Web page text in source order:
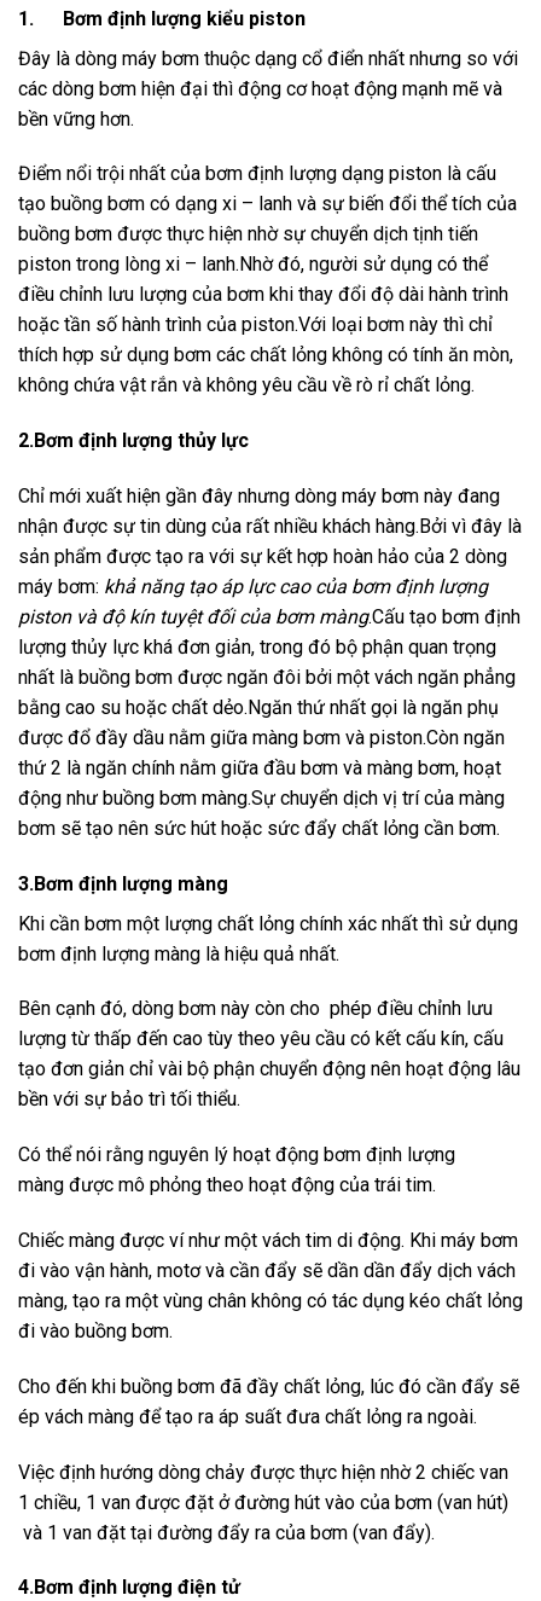
1. Bơm định lượng kiểu piston
Đây là dòng máy bơm thuộc dạng cổ điển nhất nhưng so với
các dòng bơm hiện đại thì động cơ hoạt động mạnh mẽ và
bền vững hơn.
Điểm nổi trội nhất của bơm định lượng dạng piston là cấu
tạo buồng bơm có dạng xi – lanh và sự biến đổi thể tích của
buồng bơm được thực hiện nhờ sự chuyển dịch tịnh tiến
piston trong lòng xi – lanh.Nhờ đó, người sử dụng có thể
điều chỉnh lưu lượng của bơm khi thay đổi độ dài hành trình
hoặc tần số hành trình của piston.Với loại bơm này thì chỉ
thích hợp sử dụng bơm các chất lỏng không có tính ăn mòn,
không chứa vật rắn và không yêu cầu về rò rỉ chất lỏng.
2.Bơm định lượng thủy lực
Chỉ mới xuất hiện gần đây nhưng dòng máy bơm này đang
nhận được sự tin dùng của rất nhiều khách hàng.Bởi vì đây là
sản phẩm được tạo ra với sự kết hợp hoàn hảo của 2 dòng
máy bơm: khả năng tạo áp lực cao của bơm định lượng
piston và độ kín tuyệt đối của bơm màng.Cấu tạo bơm định
lượng thủy lực khá đơn giản, trong đó bộ phận quan trọng
nhất là buồng bơm được ngăn đôi bởi một vách ngăn phẳng
bằng cao su hoặc chất dẻo.Ngăn thứ nhất gọi là ngăn phụ
được đổ đầy dầu nằm giữa màng bơm và piston.Còn ngăn
thứ 2 là ngăn chính nằm giữa đầu bơm và màng bơm, hoạt
động như buồng bơm màng.Sự chuyển dịch vị trí của màng
bơm sẽ tạo nên sức hút hoặc sức đẩy chất lỏng cần bơm.
3.Bơm định lượng màng
Khi cần bơm một lượng chất lỏng chính xác nhất thì sử dụng
bơm định lượng màng là hiệu quả nhất.
Bên cạnh đó, dòng bơm này còn cho phép điều chỉnh lưu
lượng từ thấp đến cao tùy theo yêu cầu có kết cấu kín, cấu
tạo đơn giản chỉ vài bộ phận chuyển động nên hoạt động lâu
bền với sự bảo trì tối thiểu.
Có thể nói rằng nguyên lý hoạt động bơm định lượng
màng được mô phỏng theo hoạt động của trái tim.
Chiếc màng được ví như một vách tim di động. Khi máy bơm
đi vào vận hành, motơ và cần đẩy sẽ dần dần đẩy dịch vách
màng, tạo ra một vùng chân không có tác dụng kéo chất lỏng
đi vào buồng bơm.
Cho đến khi buồng bơm đã đầy chất lỏng, lúc đó cần đẩy sẽ
ép vách màng để tạo ra áp suất đưa chất lỏng ra ngoài.
Việc định hướng dòng chảy được thực hiện nhờ 2 chiếc van
1 chiều, 1 van được đặt ở đường hút vào của bơm (van hút)
và 1 van đặt tại đường đẩy ra của bơm (van đẩy).
4.Bơm định lượng điện tử